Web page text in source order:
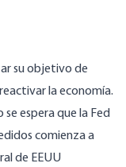
su objetivo de
la economía.
espera que la Fed
comienza a
de EEUU